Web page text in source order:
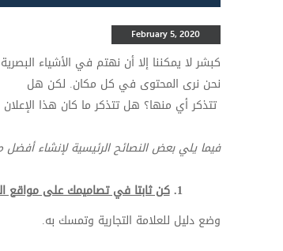
February 5, 2020
كبشر لا يمكننا إلا أن نهتم في الأشياء
نحن نرى المحتوى في كل مكان. لكن هل
تتذكر أي منها؟ هل تتذكر ما كان هذا
فيما يلي بعض النصائح الرئيسية لإنشاء
1. كن ثابتا في تصاميمك على مواقع
وضع دليل للعلامة التجارية وتمسك به.